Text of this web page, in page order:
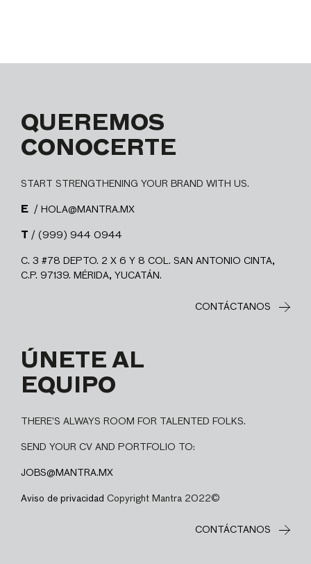
QUEREMOS
CONOCERTE
START STRENGTHENING YOUR BRAND WITH US.
E / HOLA@MANTRA.MX
T / (999) 944 0944
C. 3 #78 DEPTO. 2 X 6 Y 8 COL. SAN ANTONIO CINTA,
C.P. 97139. MÉRIDA, YUCATÁN.
CONTÁCTANOS
ÚNETE AL
EQUIPO
THERE’S ALWAYS ROOM FOR TALENTED FOLKS.
SEND YOUR CV AND PORTFOLIO TO:
JOBS@MANTRA.MX
Aviso de privacidad Copyright Mantra 2022©
CONTÁCTANOS